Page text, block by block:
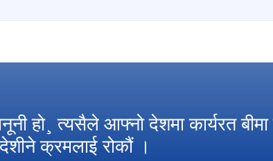
हो¸ त्यसैले आफ्नो देशमा कार्यरत
क्रमलाई रोकौं ।